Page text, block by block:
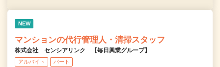
NEW
マンションの代行管理人・清掃スタッフ
株式会社 センシアリンク 【毎日興業グループ】
アルバイト パート